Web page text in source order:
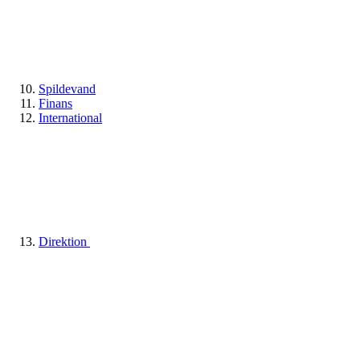
Spildevand
Finans
International
Direktion